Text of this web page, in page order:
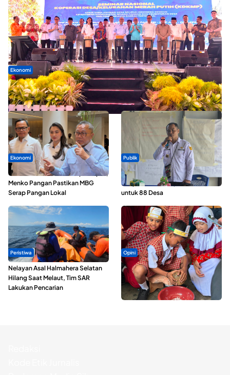
Ekonomi
Seminar di Ternate, Mendes Perkuat Sinergi Percepatan
Kopdes Merah Putih
Ekonomi
SPPG di Maluku Utara Dipercepat,
Menko Pangan Pastikan MBG
Serap Pangan Lokal
Publik
ABDESI Morotai Apresiasi
Penyaluran ADD Rp3,13 Miliar
untuk 88 Desa
Peristiwa
Nelayan Asal Halmahera Selatan
Hilang Saat Melaut, Tim SAR
Lakukan Pencarian
Opini
Tak Sekadar Memarut Kelapa,
Kukuran Tongole Jadi Media
Belajar Etnosains